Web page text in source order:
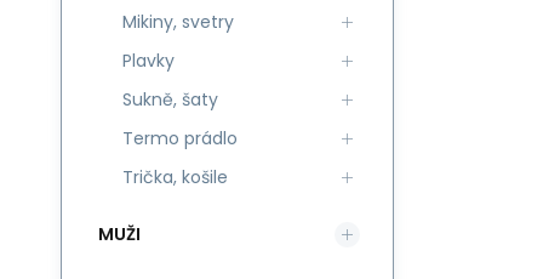
Mikiny, svetry
Plavky
Sukně, šaty
Termo prádlo
Trička, košile
MUŽI